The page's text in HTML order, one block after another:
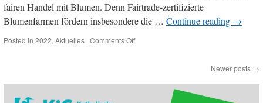
fairen Handel mit Blumen. Denn Fairtrade-zertifizierte
Blumenfarmen fördern insbesondere die … Continue reading →
Posted in 2022, Aktuelles | Comments Offon
Newer posts →